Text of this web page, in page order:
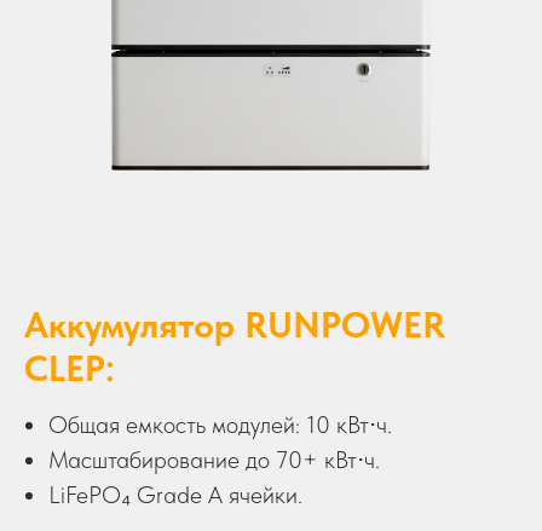
Аккумулятор RUNPOWER
CLEP:
Общая емкость модулей: 10 кВт⋅ч.
Масштабирование до 70+ кВт⋅ч.
LiFePO₄ Grade A ячейки.